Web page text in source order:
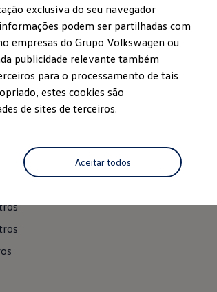
exclusiva do seu navegador
podem ser partilhadas com
empresas do Grupo Volkswagen ou
publicidade relevante também
para o processamento de tais
estes cookies são
de sites de terceiros.
Aceitar todos
Autoeuropa
Volkswagen
Autoeuropa